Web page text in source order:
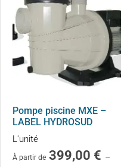
Pompe piscine MXE –
LABEL HYDROSUD
L'unité
À partir de 399,00 € –